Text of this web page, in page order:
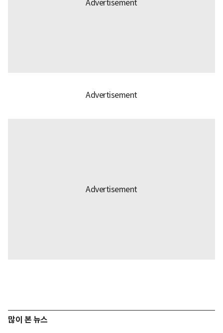
많이 본 뉴스